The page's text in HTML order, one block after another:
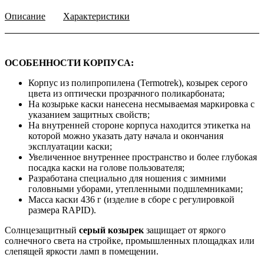
Описание Характеристики
ОСОБЕННОСТИ КОРПУСА:
Корпус из полипропилена (Termotrek), козырек серого
цвета из оптически прозрачного поликарбоната;
На козырьке каски нанесена несмываемая маркировка с
указанием защитных свойств;
На внутренней стороне корпуса находится этикетка на
которой можно указать дату начала и окончания
эксплуатации каски;
Увеличенное внутреннее пространство и более глубокая
посадка каски на голове пользователя;
Разработана специально для ношения с зимними
головными уборами, утепленными подшлемниками;
Масса каски 436 г (изделие в сборе с регулировкой
размера RAPID).
Солнцезащитный серый козырек защищает от яркого
солнечного света на стройке, промышленных площадках или
слепящей яркости ламп в помещении.